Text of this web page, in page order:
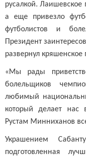
русалкой. Лаишевское
а еще привезло
футболистов и
Президент
развернул кряшенское
«Мы рады
болельщиков
любимый
который делает нас
Рустам Минниханов
Украшением
подготовленная